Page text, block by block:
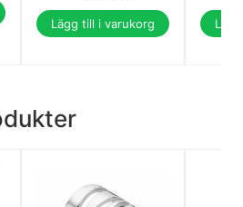
Lägg till i varukorg